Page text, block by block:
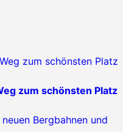
zum schönsten Platz